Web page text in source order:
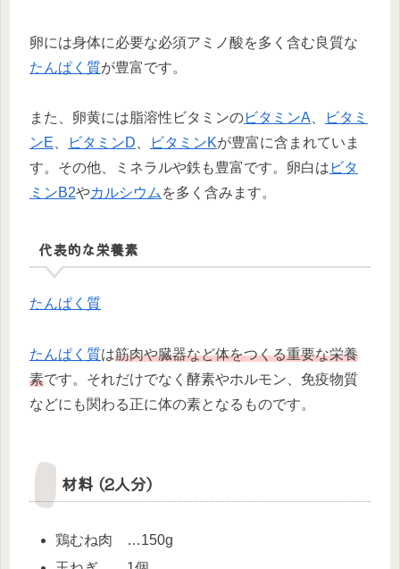
卵には身体に必要な必須アミノ酸を多く含む良質な
たんぱく質が豊富です。
また、卵黄には脂溶性ビタミンのビタミンA
ビタミ
ンE
ビタミンD ビタミンKが豊富に含まれていま
す。その他、ミネラルや鉄も豊富です。卵白は ビタ
ミンB2やカルシウム を多く含みます。
代表的な栄養素
たんぱく質
たんぱく質は筋肉や臓器など体をつくる重要な栄養
素です。それだけでなく酵素やホルモン、免疫物質
などにも関わる正に体の素となるものです。
材料 (2人分)
鶏むね肉 …150g